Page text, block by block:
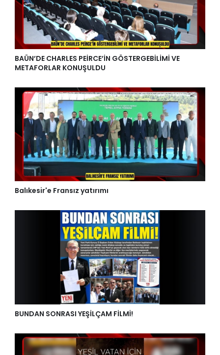
BAÜN’DE CHARLES PEİRCE’İN GÖSTERGEBİLİMİ VE
METAFORLAR KONUŞULDU
Balıkesir'e Fransız yatırımı
BUNDAN SONRASI YEŞİLÇAM FİLMİ!